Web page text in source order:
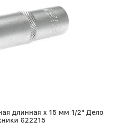
длинная х 15 мм 1/2" Дело
622215